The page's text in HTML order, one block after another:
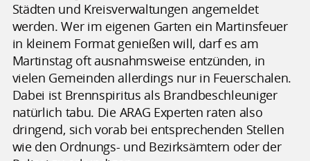
Städten und Kreisverwaltungen angemeldet
werden. Wer im eigenen Garten ein Martinsfeuer
in kleinem Format genießen will, darf es am
Martinstag oft ausnahmsweise entzünden, in
vielen Gemeinden allerdings nur in Feuerschalen.
Dabei ist Brennspiritus als Brandbeschleuniger
natürlich tabu. Die ARAG Experten raten also
dringend, sich vorab bei entsprechenden Stellen
wie den Ordnungs- und Bezirksämtern oder der